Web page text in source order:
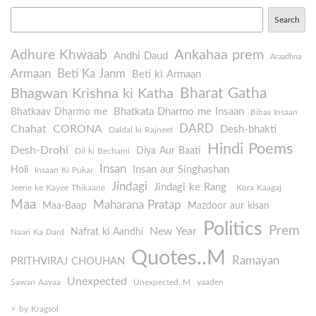
Search
Adhure Khwaab Andhi Daud Ankahaa prem Araadhna
Armaan Beti Ka Janm Beti ki Armaan
Bhagwan Krishna ki Katha Bharat Gatha
Bhatkaav Dharmo me Bhatkata Dharmo me Insaan Bibas Insaan
Chahat CORONA Daldal ki Rajneet DARD Desh-bhakti
Desh-Drohi Dil ki Bechaini Diya Aur Baati Hindi Poems
Holi Insaan Ki Pukar Insan Insan aur Singhashan
Jeene ke Kayee Thikaane Jindagi Jindagi ke Rang Kora Kaagaj
Maa Maa-Baap Maharana Pratap Mazdoor aur kisan
Naari Ka Dard Nafrat ki Aandhi New Year Politics Prem
PRITHVIRAJ CHOUHAN Quotes..M Ramayan
Sawan Aayaa Unexpected Unexpected..M yaaden
⚡️ by Kragsol